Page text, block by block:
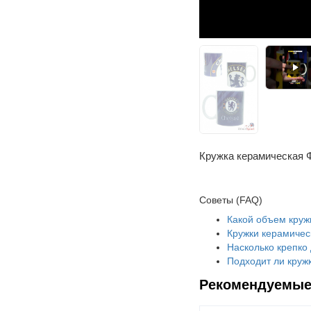
Кружка керамическая
Советы (FAQ)
Какой объем
Кружки
Насколько
Подходит ли